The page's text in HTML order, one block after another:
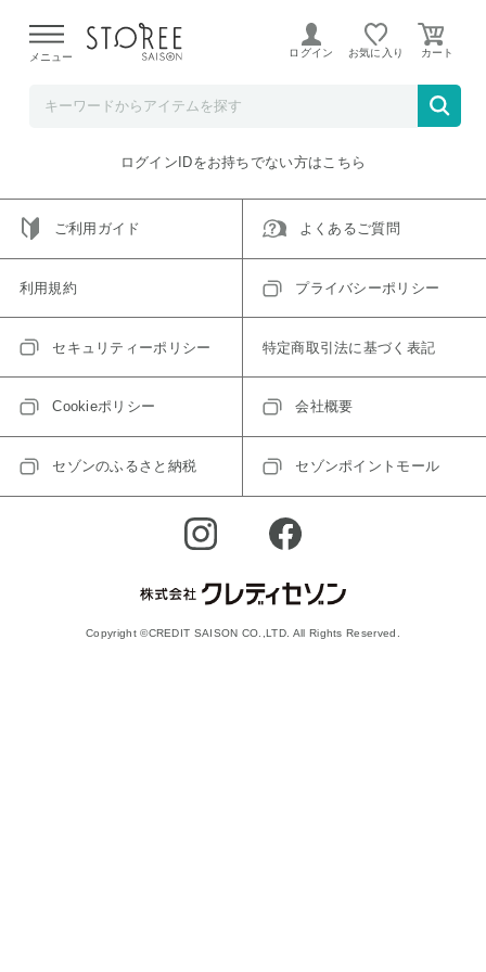
よる配送遅延が発生しております。
メニュー ログイン お気に入り
ご指定のアイテムは取り扱い終了、またはただいま取り扱い
トップへ戻る
ログインIDをお持ちでない方はこちら
ご利用ガイド よくあるご質問
利用規約 プライバシーポリシー
セキュリティーポリシー 特定商取引法に基づく表記
Cookieポリシー 会社概要
セゾンのふるさと納税 セゾンポイントモール
Copyright ©CREDIT SAISON CO.,LTD. All Rights Reserved.